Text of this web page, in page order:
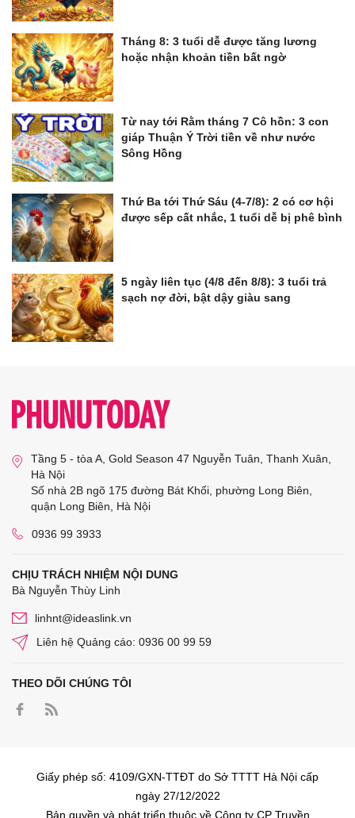
Tháng 8: 3 tuổi dễ được tăng lương
hoặc nhận khoản tiền bất ngờ
Từ nay tới Rằm tháng 7 Cô hồn: 3 con
giáp Thuận Ý Trời tiền về như nước
Sông Hồng
Thứ Ba tới Thứ Sáu (4-7/8): 2 có cơ hội
được sếp cất nhắc, 1 tuổi dễ bị phê bình
5 ngày liên tục (4/8 đến 8/8): 3 tuổi trả
sạch nợ đời, bật dậy giàu sang
Tầng 5 - tòa A, Gold Season 47 Nguyễn Tuân, Thanh Xuân,
Hà Nội
Số nhà 2B ngõ 175 đường Bát Khối, phường Long Biên,
quận Long Biên, Hà Nội
0936 99 3933
CHỊU TRÁCH NHIỆM NỘI DUNG
Bà Nguyễn Thùy Linh
linhnt@ideaslink.vn
Liên hệ Quảng cáo: 0936 00 99 59
THEO DÕI CHÚNG TÔI
Giấy phép số: 4109/GXN-TTĐT do Sở TTTT Hà Nội cấp
ngày 27/12/2022
Bản quyền và phát triển thuộc về Công ty CP Truyền